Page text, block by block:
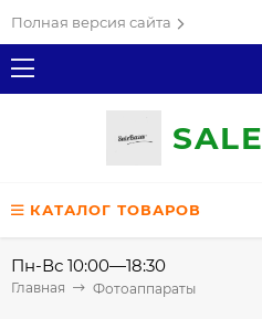
Полная версия сайта
SALE
КАТАЛОГ ТОВАРОВ
Пн-Вс 10:00—18:30
Главная Фотоаппараты